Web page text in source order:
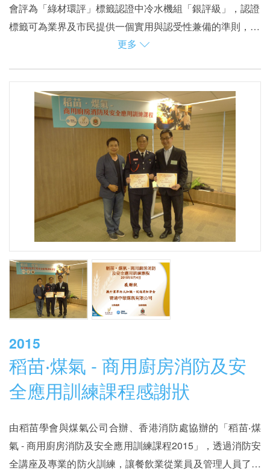
會評為「綠材環評」標籤認證中冷水機組「銀評級」，認證
標籤可為業界及市民提供一個實用與認受性兼備的準則，易
於挑選更安全、高效率及具可持續性的建築產品。
生熱水，並利用餘熱大幅提高製冷與製熱效率，令效能提
升。本港的主題樂園及不少工程項目已引入及採用此機組來
提高效率， 從而節省成本及創造綠色商機。
更多
2015
稻苗‧煤氣 - 商用廚房消防及安
全應用訓練課程感謝狀
由稻苗學會與煤氣公司合辦、香港消防處協辦的「稻苗‧煤
氣 - 商用廚房消防及安全應用訓練課程2015」，透過消防安
全講座及專業的防火訓練，讓餐飲業從業員及管理人員了解